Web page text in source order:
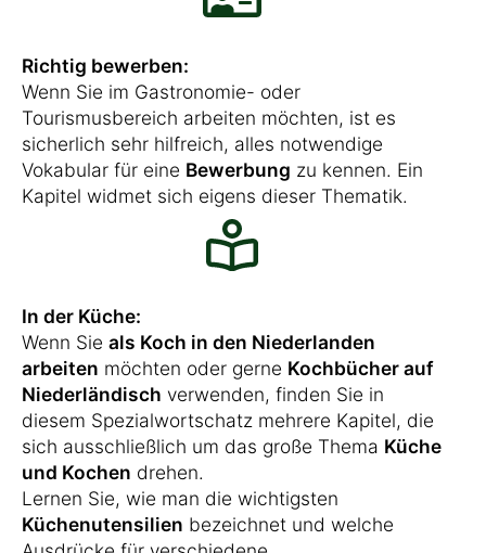
Richtig bewerben:
Wenn Sie im Gastronomie- oder
Tourismusbereich arbeiten möchten, ist es
sicherlich sehr hilfreich, alles notwendige
Vokabular für eine Bewerbung zu kennen. Ein
Kapitel widmet sich eigens dieser Thematik.
In der Küche:
Wenn Sie als Koch in den Niederlanden
arbeiten möchten oder gerne Kochbücher auf
Niederländisch verwenden, finden Sie in
diesem Spezialwortschatz mehrere Kapitel, die
sich ausschließlich um das große Thema Küche
und Kochen drehen.
Lernen Sie, wie man die wichtigsten
Küchenutensilien bezeichnet und welche